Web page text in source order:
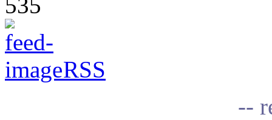
RSS
--